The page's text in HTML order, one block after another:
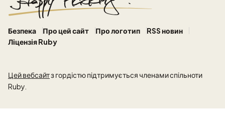
Безпека Про цей сайт Про логотип
RSS новин
Ліцензія Ruby
Цей вебсайтз гордістю підтримується членами спільноти
Ruby.